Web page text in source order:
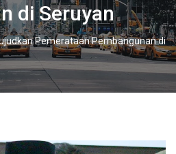
di Seruyan
Pemerataan Pembangunan di